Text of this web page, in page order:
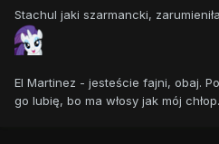
Stachul jaki szarmancki,
El Martinez - jesteście fajni, obaj.
go lubię, bo ma włosy jak mój chłop.